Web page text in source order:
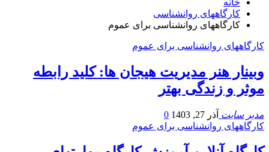
خانه
کارگاههای روانشناسی
کارگاههای روانشناسی برای عموم
کارگاههای روانشناسی برای عموم
وبینار هنر مدیریت هیجان ها: کلید رابطه
موثر و زندگی بهتر
مدیر سایت آذر 27, 1403
0
کارگاههای روانشناسی برای عموم